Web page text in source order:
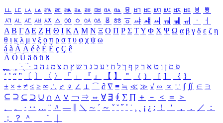
ㅥ ㅦ ㅧ ㅨ ㅩ ㅪ ㅫ ㅬ ㅭ ㅮ ㅯ ㅰ ㅱ ㅲ ㅳ ㅴ ㅵ ㅶ ㅷ ㅸ
ㅹ
ㅺ ㅻ ㅼ ㅽ ㅾ ㅿ ㆀ ㆁ ㆂ ㆃ ㆄ ㆅ ㆆ ㆇ ㆈ ㆉ ㆊ ㆋ ㆌ ㆍ
ㆎ
Α Β ΓΔ Ε Ζ Η Θ Ι ΚΛ Μ Ν Ξ Ο Π Ρ Σ ΤΥ Φ Χ Ψ Ω α β γ δ ε ζ η
θ ι κ λ μ ν ξ ο π ρ σ τ υ φ χ ψ ω
á à Á À é è É È ç Ç ê
Ä Ö Ü ä ö ü ß
ִֶֹ ֻּ ׁׂ פ ם ן ו ט א ר ק ף ך ל ח י ע כ ג ד ש ץ ת צ מ נ ה ב
‘ ’ “ ” 〔 〕 〈 〉 「 」 『 』 【 】 ＂ （ ） ［ ］ ｛ ｝
± × ÷ ≠ ≤ ≥ ∞ ∴ ♂ ♀ ∠ ⊥ ⌒ ∂ ∇ ≡ ≒ ≪ ≫ √ ∽ ∝ ∵ ∫ ∬ ∈ ∋
⊆ ⊇ ⊂ ⊃ ∪ ∩ ∧ ∨ ￢ ⇒ ⇔ ∀ ∃ ∮ ∑ ∏ ＋ － ＜ ＝
＞
、
。 · ‥ … ¨ 〃 ― ＼ ∼ ´ ～ ˇ ˘ ˝ ˚ ˙ ¸ ¡ ¿ ː ！ ＇ ， ． ／
：
；
？ ＾ ｀